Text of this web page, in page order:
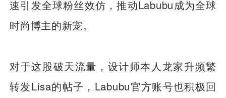
速引发全球粉丝效仿，推动Labubu成为全球
时尚博主的新宠。
对于这股破天流量，设计师本人龙家升频繁
转发Lisa的帖子，Labubu官方账号也积极回